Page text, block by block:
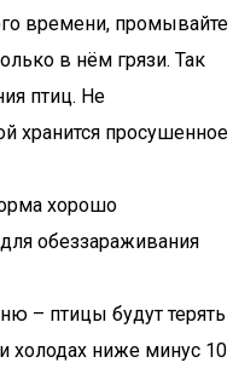
времени, промывайте
в нём грязи. Так
птиц. Не
хранится просушенное
хорошо
обеззараживания
– птицы будут терять
холодах ниже минус 10